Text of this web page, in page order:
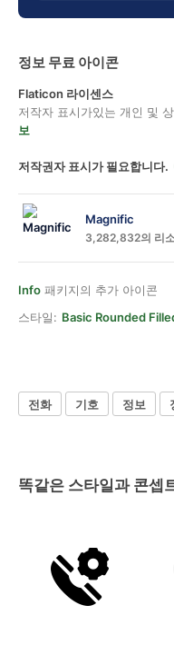
정보 무료 아이콘
Flaticon 라이센스
저작자 표시가있는 개인 및
보
저작권자 표시가 필요합니다.
Magnific
3,282,832의 리
Info 패키지의 추가 아이콘
스타일: Basic Rounded
전화 기호 정보
똑같은 스타일과 콘셉